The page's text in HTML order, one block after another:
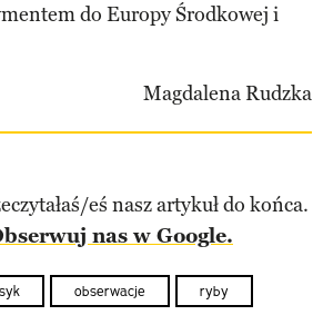
do Europy Środkowej i
eś nasz artykuł do końca.
nas w Google.
obserwacje ryby